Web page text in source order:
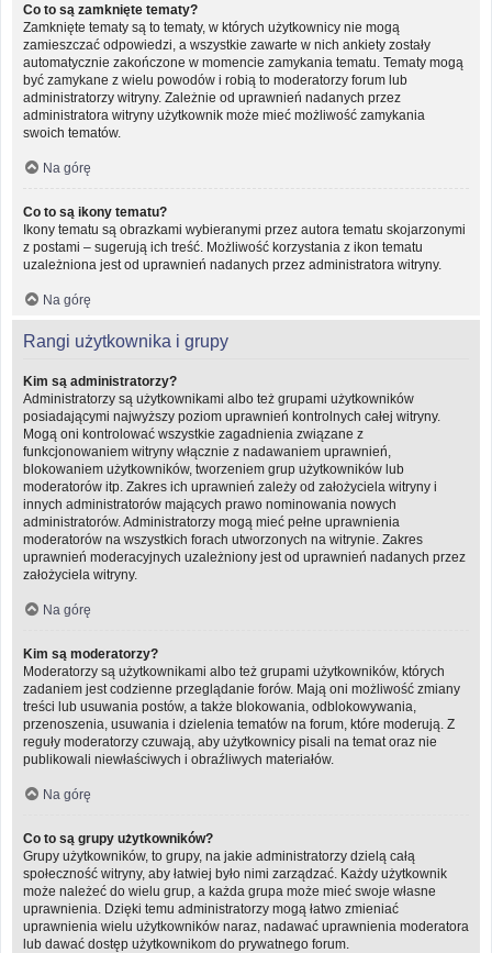
Co to są zamknięte tematy?
Zamknięte tematy są to tematy, w których użytkownicy nie mogą
zamieszczać odpowiedzi, a wszystkie zawarte w nich ankiety zostały
automatycznie zakończone w momencie zamykania tematu. Tematy mogą
być zamykane z wielu powodów i robią to moderatorzy forum lub
administratorzy witryny. Zależnie od uprawnień nadanych przez
administratora witryny użytkownik może mieć możliwość zamykania
swoich tematów.
Na górę
Co to są ikony tematu?
Ikony tematu są obrazkami wybieranymi przez autora tematu skojarzonymi
z postami – sugerują ich treść. Możliwość korzystania z ikon tematu
uzależniona jest od uprawnień nadanych przez administratora witryny.
Na górę
Rangi użytkownika i grupy
Kim są administratorzy?
Administratorzy są użytkownikami albo też grupami użytkowników
posiadającymi najwyższy poziom uprawnień kontrolnych całej witryny.
Mogą oni kontrolować wszystkie zagadnienia związane z
funkcjonowaniem witryny włącznie z nadawaniem uprawnień,
blokowaniem użytkowników, tworzeniem grup użytkowników lub
moderatorów itp. Zakres ich uprawnień zależy od założyciela witryny i
innych administratorów mających prawo nominowania nowych
administratorów. Administratorzy mogą mieć pełne uprawnienia
moderatorów na wszystkich forach utworzonych na witrynie. Zakres
uprawnień moderacyjnych uzależniony jest od uprawnień nadanych przez
założyciela witryny.
Na górę
Kim są moderatorzy?
Moderatorzy są użytkownikami albo też grupami użytkowników, których
zadaniem jest codzienne przeglądanie forów. Mają oni możliwość zmiany
treści lub usuwania postów, a także blokowania, odblokowywania,
przenoszenia, usuwania i dzielenia tematów na forum, które moderują. Z
reguły moderatorzy czuwają, aby użytkownicy pisali na temat oraz nie
publikowali niewłaściwych i obraźliwych materiałów.
Na górę
Co to są grupy użytkowników?
Grupy użytkowników, to grupy, na jakie administratorzy dzielą całą
społeczność witryny, aby łatwiej było nimi zarządzać. Każdy użytkownik
może należeć do wielu grup, a każda grupa może mieć swoje własne
uprawnienia. Dzięki temu administratorzy mogą łatwo zmieniać
uprawnienia wielu użytkowników naraz, nadawać uprawnienia moderatora
lub dawać dostęp użytkownikom do prywatnego forum.